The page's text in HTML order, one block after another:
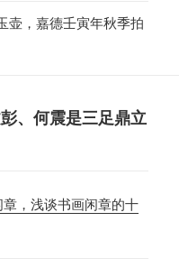
壶，嘉德壬寅年秋季拍
、何震是三足鼎立
，浅谈书画闲章的十